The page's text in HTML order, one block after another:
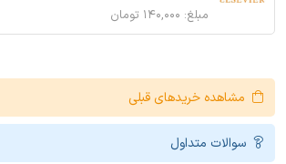
مبلغ: ۱۴۰,۰۰۰ تومان
مشاهده خریدهای قبلی
سوالات متداول